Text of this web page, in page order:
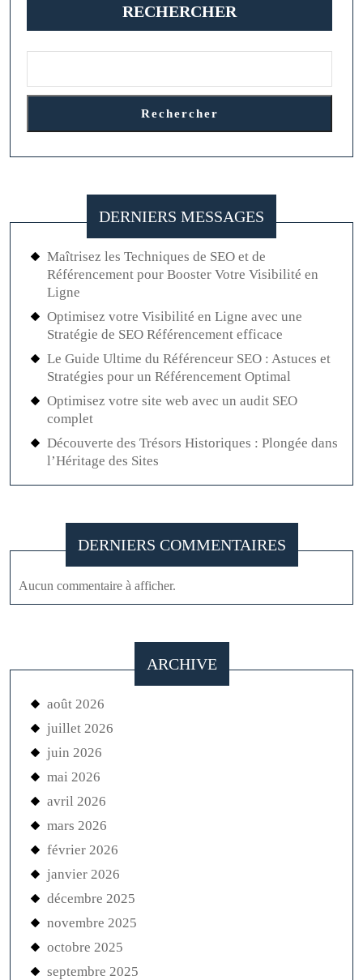
Précieuse
RECHERCHER
Rechercher
DERNIERS MESSAGES
Maîtrisez les Techniques de SEO et de
Référencement pour Booster Votre Visibilité en
Ligne
Optimisez votre Visibilité en Ligne avec une
Stratégie de SEO Référencement efficace
Le Guide Ultime du Référenceur SEO : Astuces et
Stratégies pour un Référencement Optimal
Optimisez votre site web avec un audit SEO
complet
Découverte des Trésors Historiques : Plongée dans
l’Héritage des Sites
DERNIERS COMMENTAIRES
Aucun commentaire à afficher.
ARCHIVE
août 2026
juillet 2026
juin 2026
mai 2026
avril 2026
mars 2026
février 2026
janvier 2026
décembre 2025
novembre 2025
octobre 2025
septembre 2025